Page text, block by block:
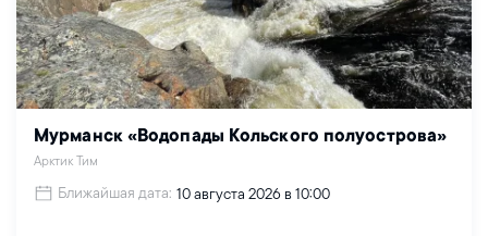
Мурманск «Водопады Кольского полуострова»
Арктик Тим
Ближайшая дата: 10 августа 2026 в 10:00